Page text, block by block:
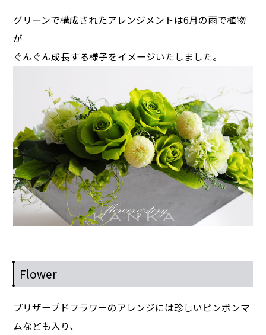
グリーンで構成されたアレンジメントは6月の雨で植物
が
ぐんぐん成長する様子をイメージいたしました。
Flower
プリザーブドフラワーのアレンジには珍しいピンポンマ
ムなども入り、